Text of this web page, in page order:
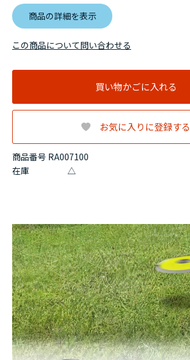
商品番号 RA007100
在庫 △
商品の詳細を表示
買い物かごに入れる
お気に入りに登録する
この商品について問い合わせる